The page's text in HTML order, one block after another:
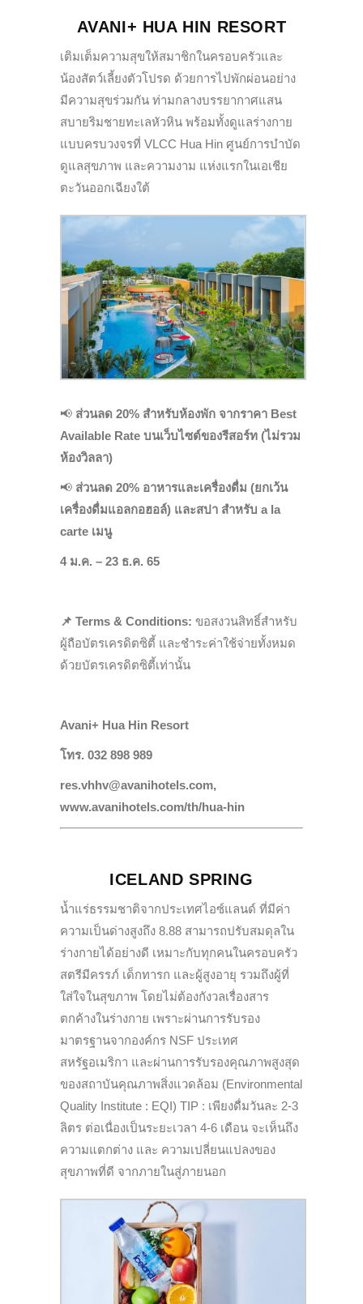
AVANI+ HUA HIN RESORT
เติมเต็มความสุขให้สมาชิกในครอบครัวและ
น้องสัตว์เลี้ยงตัวโปรด ด้วยการไปพักผ่อนอย่าง
มีความสุขร่วมกัน ท่ามกลางบรรยากาศแสน
สบายริมชายทะเลหัวหิน พร้อมทั้งดูแลร่างกาย
แบบครบวงจรที่ VLCC Hua Hin ศูนย์การบำบัด
ดูแลสุขภาพ และความงาม แห่งแรกในเอเชีย
ตะวันออกเฉียงใต้
📢 ส่วนลด 20% สำหรับห้องพัก จากราคา Best
Available Rate บนเว็บไซต์ของรีสอร์ท (ไม่รวม
ห้องวิลลา)
📢 ส่วนลด 20% อาหารและเครื่องดื่ม (ยกเว้น
เครื่องดื่มแอลกอฮอล์) และสปา สำหรับ a la
carte เมนู
4 ม.ค. – 23 ธ.ค. 65
📌 Terms & Conditions: ขอสงวนสิทธิ์สำหรับ
ผู้ถือบัตรเครดิตซิตี้ และชำระค่าใช้จ่ายทั้งหมด
ด้วยบัตรเครดิตซิตี้เท่านั้น
Avani+ Hua Hin Resort
โทร. 032 898 989
res.vhhv@avanihotels.com,
www.avanihotels.com/th/hua-hin
ICELAND SPRING
น้ำแร่ธรรมชาติจากประเทศไอซ์แลนด์ ที่มีค่า
ความเป็นด่างสูงถึง 8.88 สามารถปรับสมดุลใน
ร่างกายได้อย่างดี เหมาะกับทุกคนในครอบครัว
สตรีมีครรภ์ เด็กทารก และผู้สูงอายุ รวมถึงผู้ที่
ใส่ใจในสุขภาพ โดยไม่ต้องกังวลเรื่องสาร
ตกค้างในร่างกาย เพราะผ่านการรับรอง
มาตรฐานจากองค์กร NSF ประเทศ
สหรัฐอเมริกา และผ่านการรับรองคุณภาพสูงสุด
ของสถาบันคุณภาพสิ่งแวดล้อม (Environmental
Quality Institute : EQI) TIP : เพียงดื่มวันละ 2-3
ลิตร ต่อเนื่องเป็นระยะเวลา 4-6 เดือน จะเห็นถึง
ความแตกต่าง และ ความเปลี่ยนแปลงของ
สุขภาพที่ดี จากภายในสู่ภายนอก